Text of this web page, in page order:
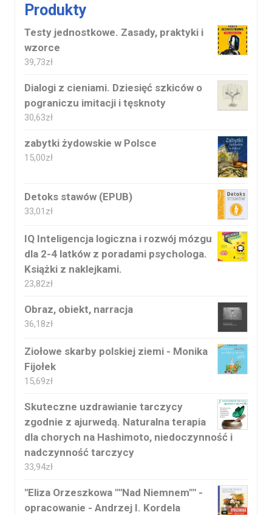
Produkty
Testy jednostkowe. Zasady, praktyki i
wzorce
39,73zł
Dialogi z cieniami. Dziesięć szkiców o
pograniczu imitacji i tęsknoty
30,63zł
zabytki żydowskie w Polsce
15,00zł
Detoks stawów (EPUB)
33,01 zł
IQ Inteligencja logiczna i rozwój mózgu
dla 2-4 latków z poradami psychologa.
Książki z naklejkami.
23,82zł
Obraz, obiekt, narracja
36,18zł
Ziołowe skarby polskiej ziemi - Monika
Fijołek
15,69zł
Skuteczne uzdrawianie tarczycy
zgodnie z ajurwedą. Naturalna terapia
dla chorych na Hashimoto, niedoczynność i
nadczynność tarczycy
33,94zł
"Eliza Orzeszkowa ""Nad Niemnem"" -
opracowanie - Andrzej I. Kordela